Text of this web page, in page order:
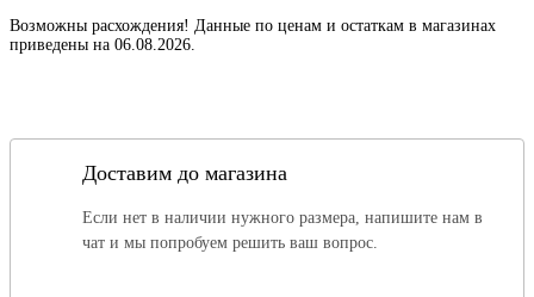
Возможны расхождения! Данные по ценам и остаткам в магазинах
приведены на 06.08.2026.
Доставим до магазина
Если нет в наличии нужного размера, напишите нам в
чат и мы попробуем решить ваш вопрос.